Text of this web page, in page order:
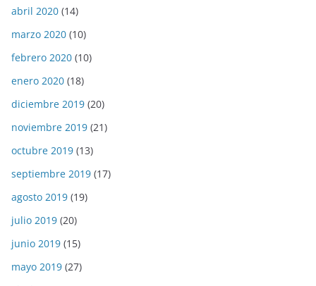
abril 2020 (14)
marzo 2020 (10)
febrero 2020 (10)
enero 2020 (18)
diciembre 2019 (20)
noviembre 2019 (21)
octubre 2019 (13)
septiembre 2019 (17)
agosto 2019 (19)
julio 2019 (20)
junio 2019 (15)
mayo 2019 (27)